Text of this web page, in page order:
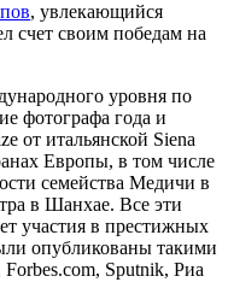
, увлекающийся
счет своим победам на
уровня по
фотографа года и
от итальянской Siena
Европы, в том числе
семейства Медичи в
в Шанхае. Все эти
участия в престижных
опубликованы такими
Sputnik, Риа